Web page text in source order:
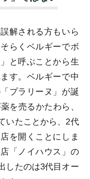
解される方もいら
らくベルギーでボ
と呼ぶことから生
す。ベルギーで中
プラリーヌ」が誕
を売るかたわら、
いたことから、2代
を開くことにしま
「ノイハウス」の
したのは3代目オー